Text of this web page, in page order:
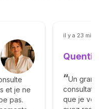
et je ne
pas.
il y a 23
Un
que je